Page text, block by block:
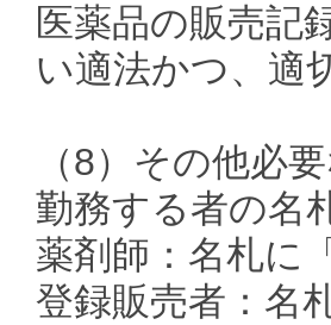
医薬品の販売記
い適法かつ、適
（8）その他必
勤務する者の名
薬剤師：名札に
登録販売者：名